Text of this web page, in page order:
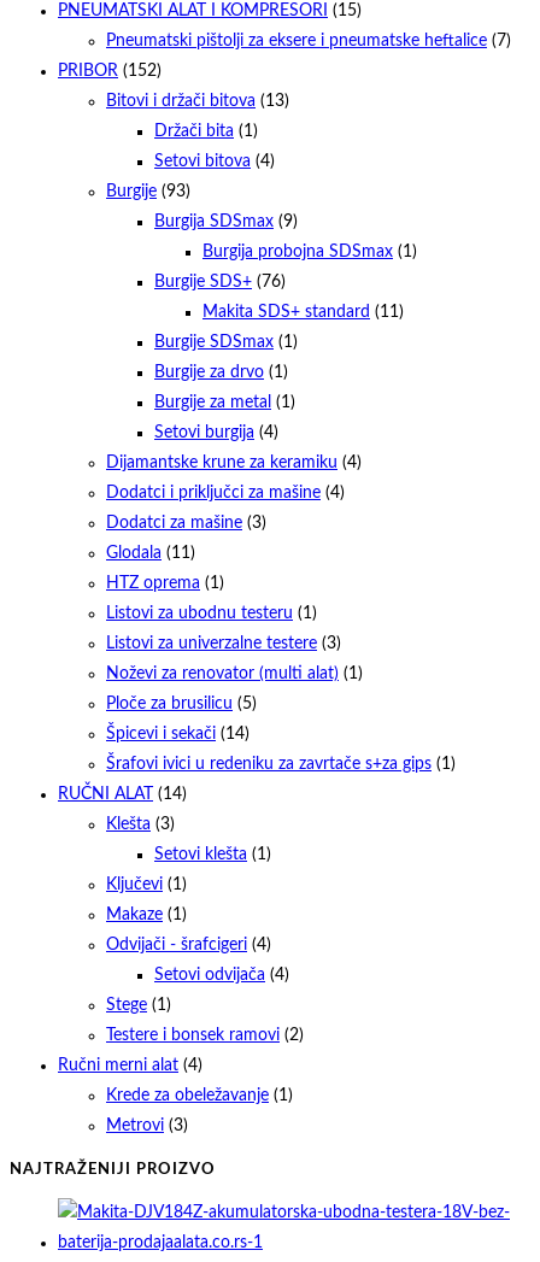
PNEUMATSKI ALAT I KOMPRESORI
(15)
Pneumatski pištolji za eksere i pneumatske heftalice (7)
PRIBOR (152)
Bitovi i držači bitova (13)
Držači bita (1)
Setovi bitova (4)
Burgije (93)
Burgija SDSmax (9)
Burgija probojna SDSmax (1)
Burgije SDS+ (76)
Makita SDS+ standard (11)
Burgije SDSmax (1)
Burgije za drvo (1)
Burgije za metal (1)
Setovi burgija (4)
Dijamantske krune za keramiku (4)
Dodatci i priključci za mašine (4)
Dodatci za mašine (3)
Glodala (11)
HTZ oprema (1)
Listovi za ubodnu testeru (1)
Listovi za univerzalne testere (3)
Noževi za renovator (multi alat) (1)
Ploče za brusilicu (5)
Špicevi i sekači (14)
Šrafovi ivici u redeniku za zavrtače s+za gips (1)
RUČNI ALAT
(14)
Klešta (3)
Setovi klešta (1)
Ključevi (1)
Makaze (1)
Odvijači - šrafcigeri (4)
Setovi odvijača (4)
Stege (1)
Testere i bonsek ramovi (2)
Ručni merni alat (4)
Krede za obeležavanje (1)
Metrovi (3)
NAJTRAŽENIJI PROIZVO